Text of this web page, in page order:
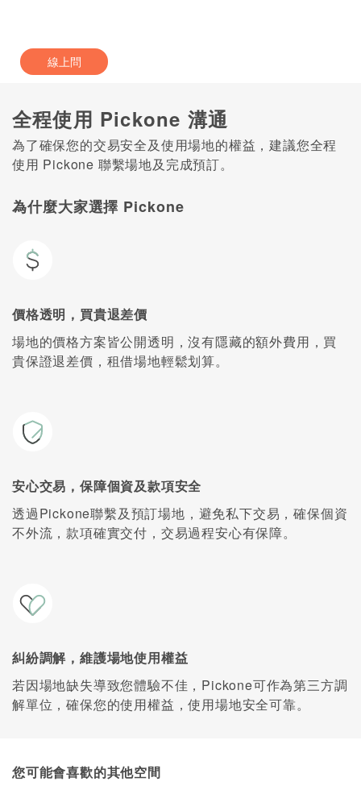
線上問
全程使用 Pickone 溝通
為了確保您的交易安全及使用場地的權益，建議您全程
使用 Pickone 聯繫場地及完成預訂。
為什麼大家選擇 Pickone
價格透明，買貴退差價
場地的價格方案皆公開透明，沒有隱藏的額外費用，買
貴保證退差價，租借場地輕鬆划算。
安心交易，保障個資及款項安全
透過Pickone聯繫及預訂場地，避免私下交易，確保個資
不外流，款項確實交付，交易過程安心有保障。
糾紛調解，維護場地使用權益
若因場地缺失導致您體驗不佳，Pickone可作為第三方調
解單位，確保您的使用權益，使用場地安全可靠。
您可能會喜歡的其他空間